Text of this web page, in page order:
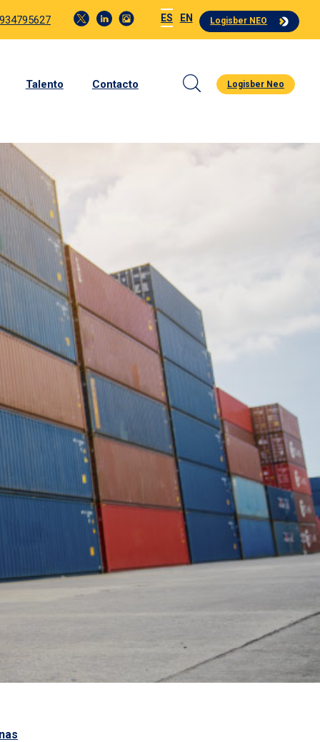
ES EN Logisber NEO
Talento Contacto Logisber Neo